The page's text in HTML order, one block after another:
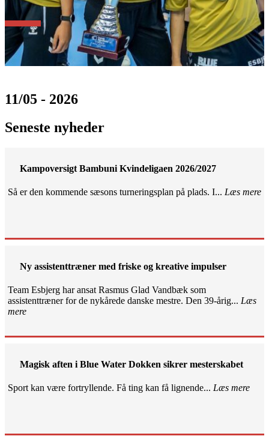
11/05 - 2026
Seneste nyheder
Kampoversigt Bambuni Kvindeligaen 2026/2027
Så er den kommende sæsons turneringsplan på plads. I... Læs mere
Ny assistenttræner med friske og kreative impulser
Team Esbjerg har ansat Rasmus Glad Vandbæk som
assistenttræner for de nykårede danske mestre. Den 39-årig... Læs
mere
Magisk aften i Blue Water Dokken sikrer mesterskabet
Sport kan være fortryllende. Få ting kan få lignende... Læs mere